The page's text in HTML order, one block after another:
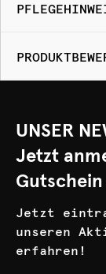
UNSER
Jetzt
Jetzt
unseren
erfahren!